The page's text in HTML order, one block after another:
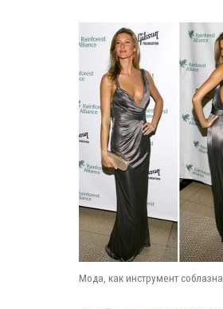
Мода, как инструмент соблазна